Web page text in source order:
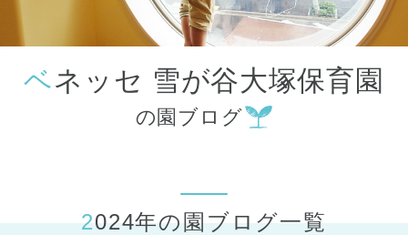
都道府県
から探す
ベネッセ 雪が谷大塚保育園
の園ブログ
2024年の園ブログ一覧